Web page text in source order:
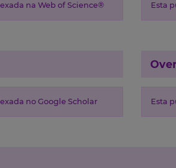
na Web of Science® Esta
no Google Scholar Esta